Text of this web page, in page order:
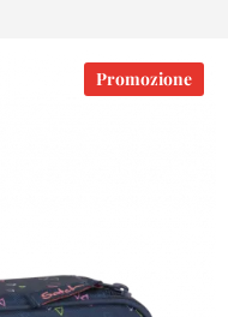
Promozione